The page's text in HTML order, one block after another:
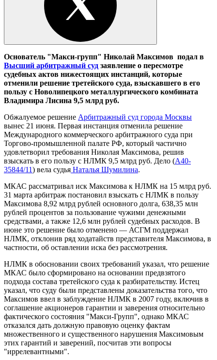
Основатель "Макси-групп" Николай Максимов подал в
Высший арбитражный суд заявление о пересмотре
судебных актов нижестоящих инстанций, которые
отменили решение третейского суда, взыскавшего в его
пользу с Новолипецкого металлургического комбината
Владимира Лисина 9,5 млрд руб.
Обжалуемое решение Арбитражный суд города Москвы
вынес 21 июня. Первая инстанция отменила решение
Международного коммерческого арбитражного суда при
Торгово-промышленной палате РФ, который частично
удовлетворил требования Николая Максимова, решив
взыскать в его пользу с НЛМК 9,5 млрд руб. Дело (А40-
35844/11) вела судья Наталья Шумилина.
МКАС рассматривал иск Максимова к НЛМК на 15 млрд руб.
31 марта арбитраж постановил взыскать с НЛМК в пользу
Максимова 8,92 млрд рублей основного долга, 638,35 млн
рублей процентов за пользование чужими денежными
средствами, а также 12,6 млн рублей судебных расходов. В
июне это решение было отменено — АСГМ поддержал
НЛМК, отклонив ряд ходатайств представителя Максимова, в
частности, об оставлении иска без рассмотрения.
НЛМК в обосновании своих требований указал, что решение
МКАС было сформировано на основании предвзятого
подхода состава третейского суда к разбирательству. Истец
указал, что суду были представлены доказательства того, что
Максимов ввел в заблуждение НЛМК в 2007 году, включив в
соглашение акционеров гарантии и заверения относительно
фактического состояния "Макси-Групп", однако МКАС
отказался дать должную правовую оценку фактам
множественного и существенного нарушения Максимовым
этих гарантий и заверений, посчитав эти вопросы
"иррелевантными".